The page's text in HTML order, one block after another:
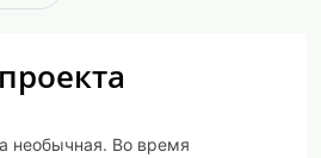
необычная. Во время